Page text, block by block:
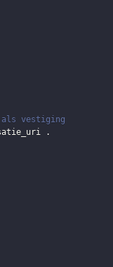
als vestiging
.